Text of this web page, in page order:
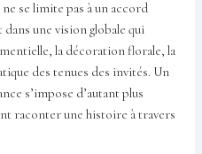
se limite pas à un accord
une vision globale qui
la décoration florale, la
des tenues des invités. Un
s’impose d’autant plus
raconter une histoire à travers